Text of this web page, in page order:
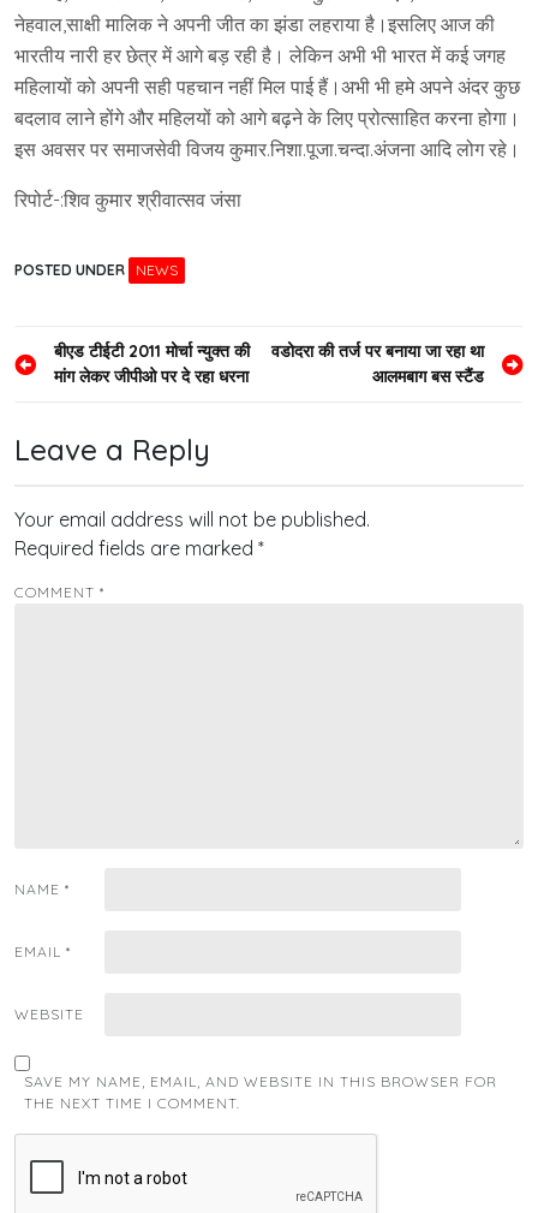
नेहवाल,साक्षी मालिक ने अपनी जीत का झंडा लहराया है।इसलिए आज की
भारतीय नारी हर छेत्र में आगे बड़ रही है। लेकिन अभी भी भारत में कई जगह
महिलायों को अपनी सही पहचान नहीं मिल पाई हैं।अभी भी हमे अपने अंदर कुछ
बदलाव लाने होंगे और महिलयों को आगे बढ़ने के लिए प्रोत्साहित करना होगा।
इस अवसर पर समाजसेवी विजय कुमार.निशा.पूजा.चन्दा.अंजना आदि लोग रहे।
रिपोर्ट-:शिव कुमार श्रीवात्सव जंसा
POSTED UNDER NEWS
Post
navigation
बीएड टीईटी 2011 मोर्चा न्युक्त की
मांग लेकर जीपीओ पर दे रहा धरना
वडोदरा की तर्ज पर बनाया जा रहा था
आलमबाग बस स्टैंड
Leave a Reply
Your email address will not be published.
Required fields are marked *
COMMENT *
NAME *
EMAIL *
WEBSITE
SAVE MY NAME, EMAIL, AND WEBSITE IN THIS BROWSER FOR
THE NEXT TIME I COMMENT.